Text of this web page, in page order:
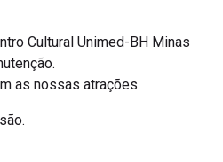
Cultural Unimed-BH Minas
as nossas atrações.